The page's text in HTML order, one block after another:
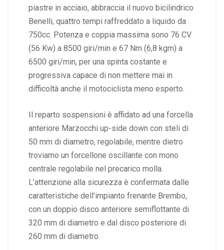
piastre in acciaio, abbraccia il nuovo bicilindrico
Benelli, quattro tempi raffreddato a liquido da
750cc. Potenza e coppia massima sono 76 CV
(56 Kw) a 8500 giri/min e 67 Nm (6,8 kgm) a
6500 giri/min, per una spinta costante e
progressiva capace di non mettere mai in
difficoltà anche il motociclista meno esperto.
Il reparto sospensioni è affidato ad una forcella
anteriore Marzocchi up-side down con steli di
50 mm di diametro, regolabile, mentre dietro
troviamo un forcellone oscillante con mono
centrale regolabile nel precarico molla.
L’attenzione alla sicurezza è confermata dalle
caratteristiche dell’impianto frenante Brembo,
con un doppio disco anteriore semiflottante di
320 mm di diametro e dal disco posteriore di
260 mm di diametro.